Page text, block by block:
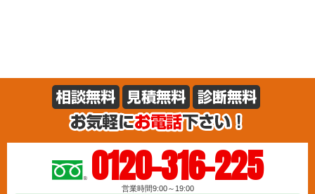
0120-316-225
営業時間9:00～19:00